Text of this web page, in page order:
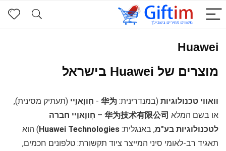
Huawei
מוצרים של Huawei בישראל
וואווי טכנולוגיות (במנדרינית: 华为
- חְווָאוֵיי (תעתיק מסינית),
או בשם המלא 华为技术有限公司
– חְווָאוֵיי חברה
לטכנולוגיות בע"מ, באנגלית: Huawei Technologies) הוא
תאגיד רב-לאומי סיני המייצר ציוד תקשורת: טלפונים חכמים,